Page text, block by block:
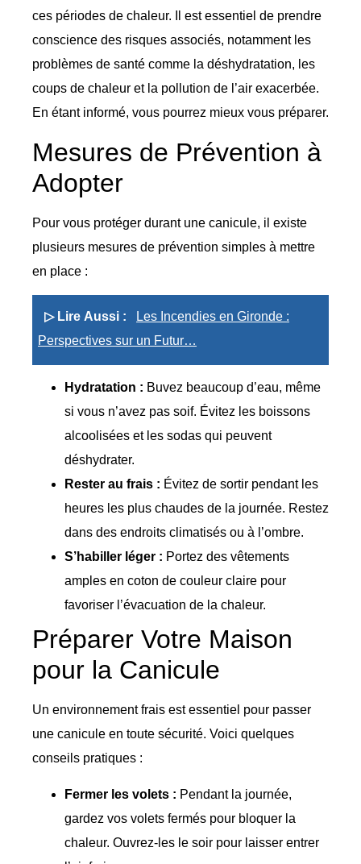
ces périodes de chaleur. Il est essentiel de prendre
conscience des risques associés, notamment les
problèmes de santé comme la déshydratation, les
coups de chaleur et la pollution de l’air exacerbée.
En étant informé, vous pourrez mieux vous préparer.
Mesures de Prévention à
Adopter
Pour vous protéger durant une canicule, il existe
plusieurs mesures de prévention simples à mettre
en place :
▷ Lire Aussi :
Les Incendies en Gironde :
Perspectives sur un Futur…
Hydratation : Buvez beaucoup d’eau, même
si vous n’avez pas soif. Évitez les boissons
alcoolisées et les sodas qui peuvent
déshydrater.
Rester au frais : Évitez de sortir pendant les
heures les plus chaudes de la journée. Restez
dans des endroits climatisés ou à l’ombre.
S’habiller léger : Portez des vêtements
amples en coton de couleur claire pour
favoriser l’évacuation de la chaleur.
Préparer Votre Maison
pour la Canicule
Un environnement frais est essentiel pour passer
une canicule en toute sécurité. Voici quelques
conseils pratiques :
Fermer les volets : Pendant la journée,
gardez vos volets fermés pour bloquer la
chaleur. Ouvrez-les le soir pour laisser entrer